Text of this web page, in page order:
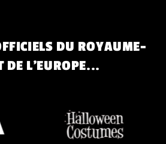
DU ROYAUME-
DE L'EUROPE...